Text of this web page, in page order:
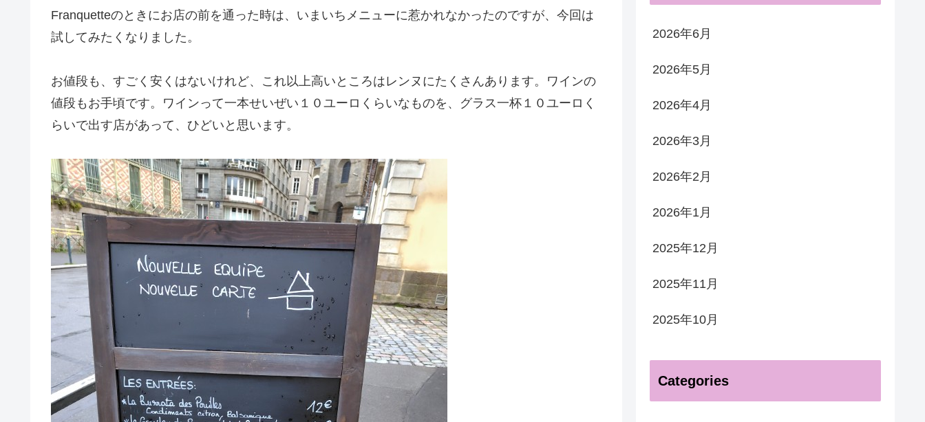
Franquetteのときにお店の前を通った時は、いまいちメニューに惹かれなかったのですが、今回は
試してみたくなりました。
お値段も、すごく安くはないけれど、これ以上高いところはレンヌにたくさんあります。ワインの
値段もお手頃です。ワインって一本せいぜい１０ユーロくらいなものを、グラス一杯１０ユーロく
らいで出す店があって、ひどいと思います。
2026年6月
2026年5月
2026年4月
2026年3月
2026年2月
2026年1月
2025年12月
2025年11月
2025年10月
Categories